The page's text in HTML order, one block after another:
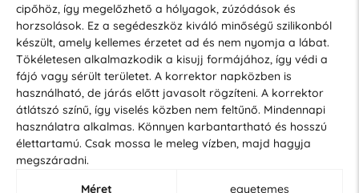
cipőhöz, így megelőzhető a hólyagok, zúzódások és
horzsolások. Ez a segédeszköz kiváló minőségű szilikonból
készült, amely kellemes érzetet ad és nem nyomja a lábat.
Tökéletesen alkalmazkodik a kisujj formájához, így védi a
fájó vagy sérült területet. A korrektor napközben is
használható, de járás előtt javasolt rögzíteni. A korrektor
átlátszó színű, így viselés közben nem feltűnő. Mindennapi
használatra alkalmas. Könnyen karbantartható és hosszú
élettartamú. Csak mossa le meleg vízben, majd hagyja
megszáradni.
Méret
egyetemes